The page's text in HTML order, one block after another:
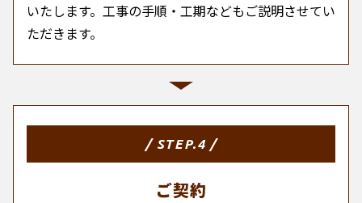
いたします。工事の手順・工期などもご説明させてい
ただきます。
/ STEP.4 /
ご契約